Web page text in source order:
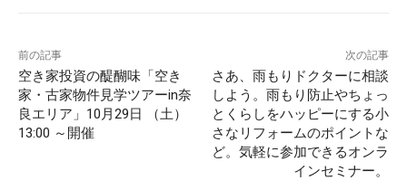
前の記事
空き家投資の醍醐味「空き
家・古家物件見学ツアーin奈
良エリア」10月29日 （土）
13:00 ～開催
次の記事
さあ、雨もりドクターに相談
しよう。雨もり防止やちょっ
とくらしをハッピーにする小
さなリフォームのポイントな
ど。気軽に参加できるオンラ
インセミナー。